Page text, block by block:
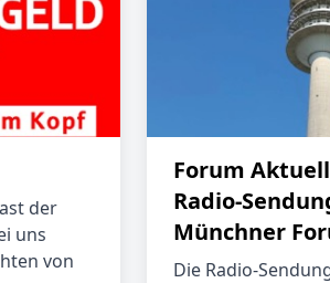
der
uns
von
Forum
Radio-
Münchner
Die Radio-